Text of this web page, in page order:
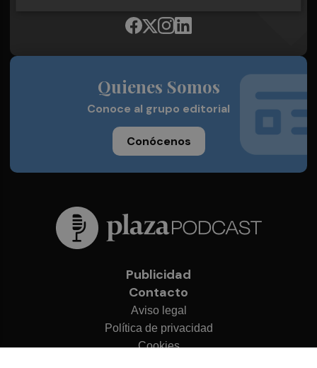
Quienes Somos
Conoce al grupo editorial
Conócenos
Publicidad
Contacto
Aviso legal
Política de privacidad
Cookies